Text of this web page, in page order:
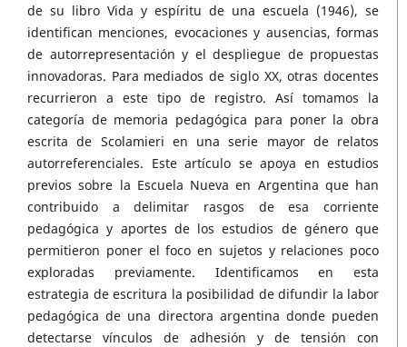
de su libro Vida y espíritu de una escuela (1946), se
identifican menciones, evocaciones y ausencias, formas
de autorrepresentación y el despliegue de propuestas
innovadoras. Para mediados de siglo XX, otras docentes
recurrieron a este tipo de registro. Así tomamos la
categoría de memoria pedagógica para poner la obra
escrita de Scolamieri en una serie mayor de relatos
autorreferenciales. Este artículo se apoya en estudios
previos sobre la Escuela Nueva en Argentina que han
contribuido a delimitar rasgos de esa corriente
pedagógica y aportes de los estudios de género que
permitieron poner el foco en sujetos y relaciones poco
exploradas previamente. Identificamos en esta
estrategia de escritura la posibilidad de difundir la labor
pedagógica de una directora argentina donde pueden
detectarse vínculos de adhesión y de tensión con